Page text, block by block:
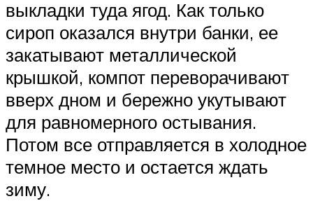
выкладки туда ягод. Как только
сироп оказался внутри банки, ее
закатывают металлической
крышкой, компот переворачивают
вверх дном и бережно укутывают
для равномерного остывания.
Потом все отправляется в холодное
темное место и остается ждать
зиму.